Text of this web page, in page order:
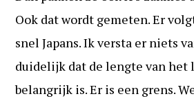
Ook dat wordt gemeten. Er
snel Japans. Ik versta er niets
duidelijk dat de lengte van het
belangrijk is. Er is een grens.